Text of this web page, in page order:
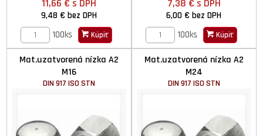
11,66 €s DPH
9,48 €bez DPH
100ks
Kúpiť
7,38 € s DPH
6,00 €bez DPH
100ks
Kúpiť
Mat.uzatvorená nízka A2
M16
DIN 917 ISO STN
Mat.uzatvorená nízka A2
M24
DIN 917 ISO STN